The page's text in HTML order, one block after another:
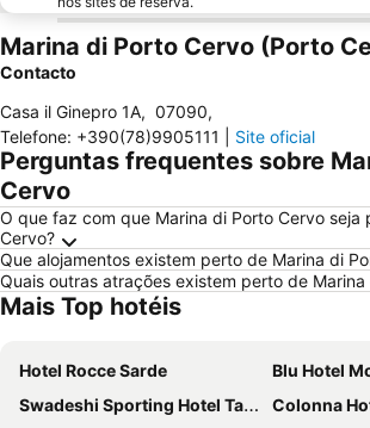
Marina di Porto Cervo (Porto
Contacto
Casa il Ginepro 1A, 07090,
Telefone: +390(78)9905111 Site oficial
Perguntas frequentes sobre
Cervo
O que faz com que Marina di Porto Cervo seja
Cervo?
Que alojamentos existem perto de Marina di
Quais outras atrações existem perto de
Mais Top hotéis
Hotel Rocce Sarde
Blu Hotel
Swadeshi Sporting Hotel Tanca Manna
Colonna